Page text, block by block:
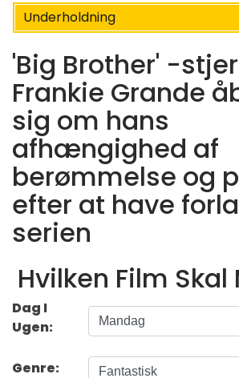
Underholdning
'Big Brother' -
Frankie Grande
sig om hans
afhængighed af
berømmelse og
efter at have
serien
Hvilken Film Skal
Dag I
Ugen:
Genre: